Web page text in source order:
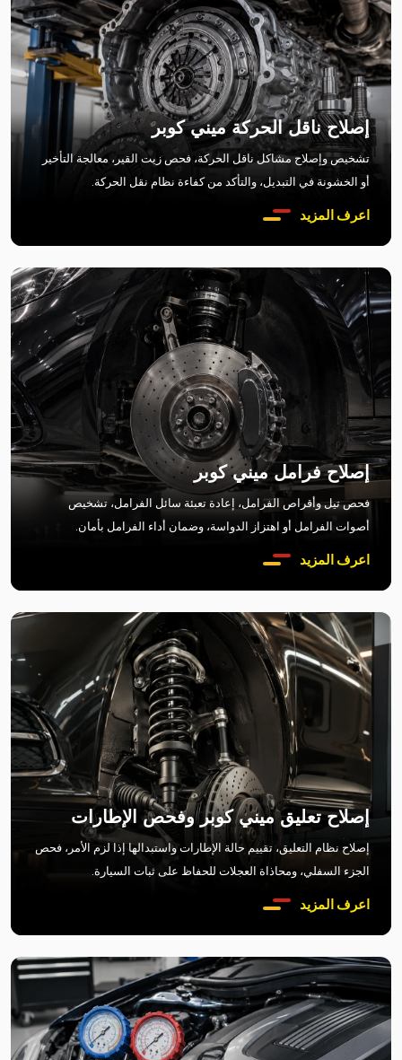
إصلاح ناقل الحركة ميني كوبر
تشخيص وإصلاح مشاكل ناقل الحركة، فحص زيت القير، معالجة التأخير
أو الخشونة في التبديل، والتأكد من كفاءة نظام نقل الحركة.
اعرف المزيد
إصلاح فرامل ميني كوبر
فحص تيل وأقراص الفرامل، إعادة تعبئة سائل الفرامل، تشخيص
أصوات الفرامل أو اهتزاز الدواسة، وضمان أداء الفرامل بأمان.
اعرف المزيد
إصلاح تعليق ميني كوبر وفحص الإطارات
إصلاح نظام التعليق، تقييم حالة الإطارات واستبدالها إذا لزم الأمر، فحص
الجزء السفلي، ومحاذاة العجلات للحفاظ على ثبات السيارة.
اعرف المزيد